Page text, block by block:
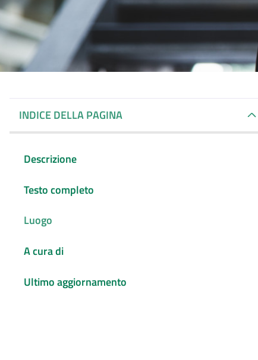
INDICE DELLA PAGINA
Descrizione
Testo completo
Luogo
A cura di
Ultimo aggiornamento